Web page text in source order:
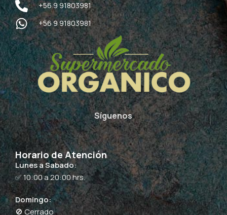
+56 9 91803981
+56 9 91803981
Síguenos
Horario de Atención
Lunes a Sabado:
✅ 10:00 a 20:00 hrs.
Domingo:
🚫 Cerrado